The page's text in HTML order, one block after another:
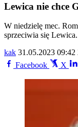
Lewica nie chce
W niedzielę mec.
sprzeciwia się Lewica.
kak 31.05.2023 09:42
Facebook
X